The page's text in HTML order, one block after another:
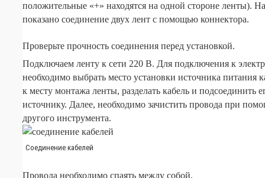
положительные «+» находятся на одной стороне ленты).
показано соединение двух лент с помощью коннектора.
Проверьте прочность соединения перед установкой.
Подключаем ленту к сети 220 В. Для подключения к
необходимо выбрать место установки источника питания
к месту монтажа ленты, разделать кабель и подсоединить
источнику. Далее, необходимо зачистить провода при
другого инструмента.
Соединение кабелей
Провода необходимо спаять между собой.